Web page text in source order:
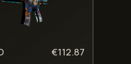
€112.87